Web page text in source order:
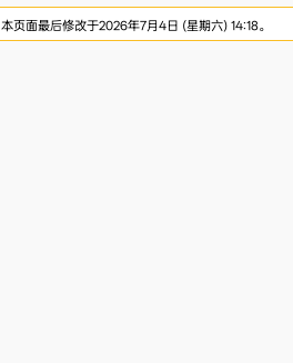
本页面最后修改于2026年7月4日 (星期六) 14:18。